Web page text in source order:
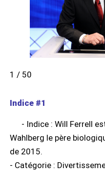
1 / 50
Indice #1
- Indice : Will Ferrell
Wahlberg le père
de 2015.
- Catégorie :